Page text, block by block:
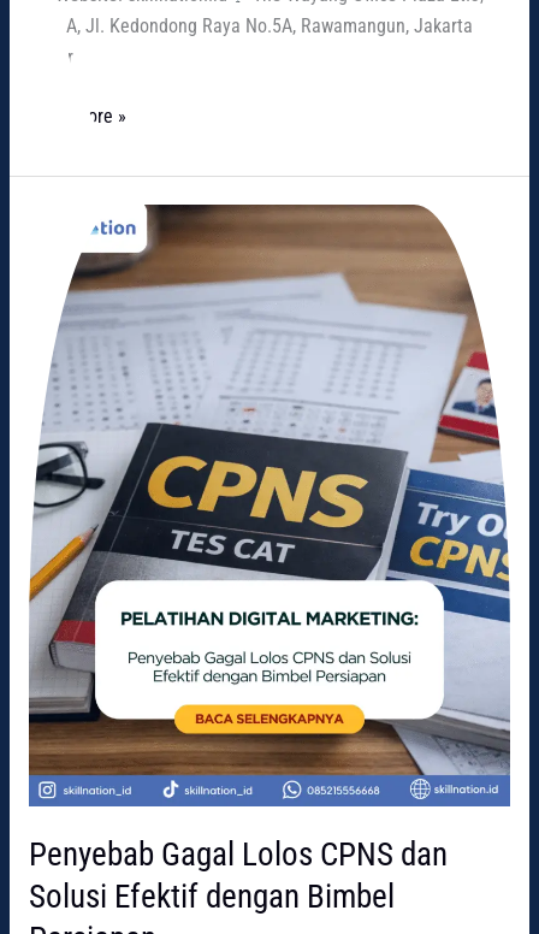
Kav. A, Jl. Kedondong Raya No.5A, Rawamangun, Jakarta
Timur
Read More »
Penyebab Gagal Lolos CPNS dan
Solusi Efektif dengan Bimbel
Penyebab
Lolos
CPNS
dan
Solusi
Efektif
dengan
Bimbel
Persiapan